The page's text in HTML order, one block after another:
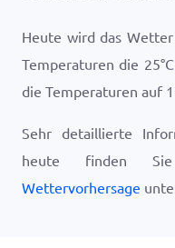
Heute wird das
Temperaturen die 25°C
die Temperaturen auf
Sehr detaillierte
heute finden
Wettervorhersage